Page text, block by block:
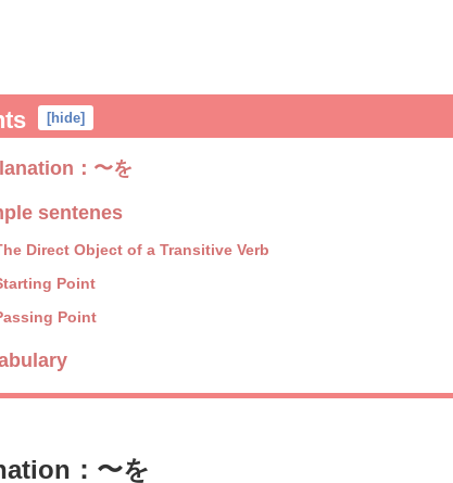
[hide]
：〜を
sentenes
Direct Object of a Transitive Verb
Point
Point
：〜を